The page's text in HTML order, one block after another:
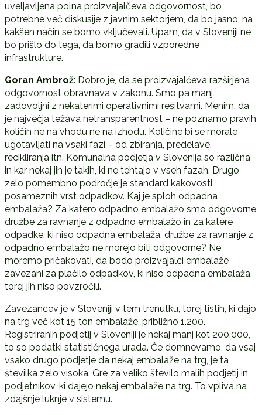
uveljavljena polna proizvajalčeva odgovornost, bo
potrebne več diskusije z javnim sektorjem, da bo jasno, na
kakšen način se bomo vključevali. Upam, da v Sloveniji ne
bo prišlo do tega, da bomo gradili vzporedne
infrastrukture.
Goran Ambrož: Dobro je, da se proizvajalčeva razširjena
odgovornost obravnava v zakonu. Smo pa manj
zadovoljni z nekaterimi operativnimi rešitvami. Menim, da
je največja težava netransparentnost – ne poznamo pravih
količin ne na vhodu ne na izhodu. Količine bi se morale
ugotavljati na vsaki fazi – od zbiranja, predelave,
recikliranja itn. Komunalna podjetja v Slovenija so različna
in kar nekaj jih je takih, ki ne tehtajo v vseh fazah. Drugo
zelo pomembno področje je standard kakovosti
posameznih vrst odpadkov. Kaj je sploh odpadna
embalaža? Za katero odpadno embalažo smo odgovorne
družbe za ravnanje z odpadno embalažo in za katere
odpadke, ki niso odpadna embalaža, družbe za ravnanje z
odpadno embalažo ne morejo biti odgovorne? Ne
moremo pričakovati, da bodo proizvajalci embalaže
zavezani za plačilo odpadkov, ki niso odpadna embalaža,
torej jih niso povzročili.
Zavezancev je v Sloveniji v tem trenutku, torej tistih, ki dajo
na trg več kot 15 ton embalaže, približno 1.200.
Registriranih podjetij v Sloveniji je nekaj manj kot 200.000,
to so podatki statističnega urada. Če domnevamo, da vsaj
vsako drugo podjetje da nekaj embalaže na trg, je ta
številka zelo visoka. Gre za veliko število malih podjetij in
podjetnikov, ki dajejo nekaj embalaže na trg. To vpliva na
zdajšnje luknje v sistemu.